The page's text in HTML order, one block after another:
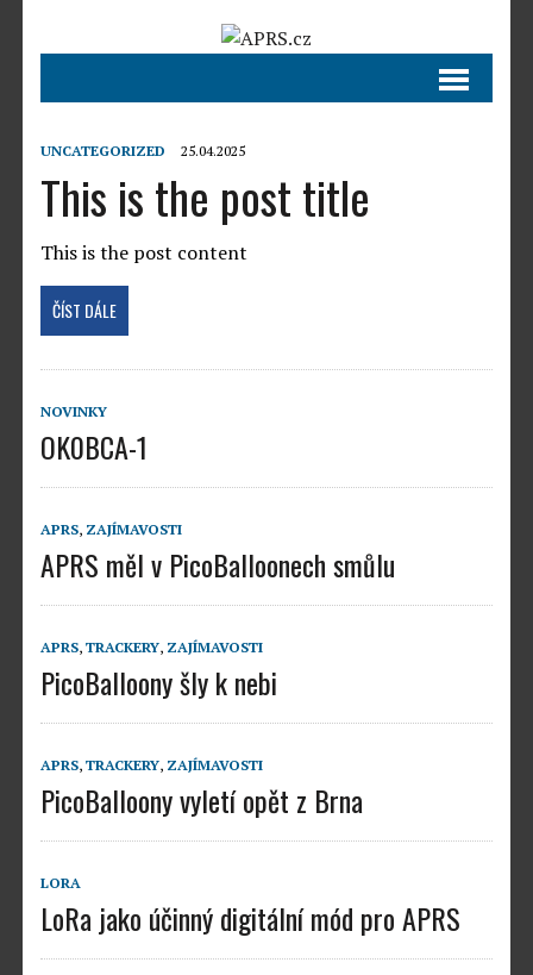
UNCATEGORIZED 25.04.2025
This is the post title
This is the post content
ČÍST DÁLE
NOVINKY
OK0BCA-1
APRS, ZAJÍMAVOSTI
APRS měl v PicoBalloonech smůlu
APRS, TRACKERY, ZAJÍMAVOSTI
PicoBalloony šly k nebi
APRS, TRACKERY, ZAJÍMAVOSTI
PicoBalloony vyletí opět z Brna
LORA
LoRa jako účinný digitální mód pro APRS